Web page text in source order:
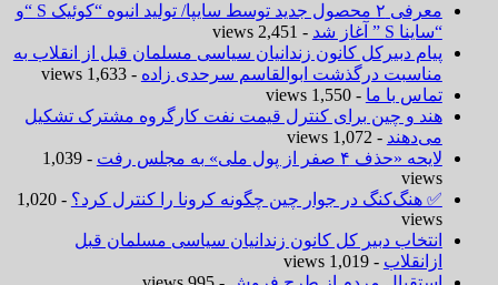
معرفی ۲ محصول جدید توسط سایپا/ تولید انبوه “کوئیک S “و
“ساینا S ” آغاز شد
- 2,451 views
پیام دبیرکل کانون زندانیان سیاسی مسلمان قبل از انقلاب به
مناسبت درگذشت ابوالقاسم سرحدی زاده - 1,633 views
تماس با ما - 1,550 views
هند و چین برای کنترل قیمت نفت کارگروه مشترک تشکیل
می‌دهند - 1,072 views
لایحه «حذف ۴ صفر از پول ملی» به مجلس رفت
- 1,039
views
✅ هنگ‌کنگ در جوار چین چگونه کرونا را کنترل کرد؟
- 1,020
views
انتخاب دبیر کل کانون زندانیان سیاسی مسلمان قبل
ازانقلاب - 1,019 views